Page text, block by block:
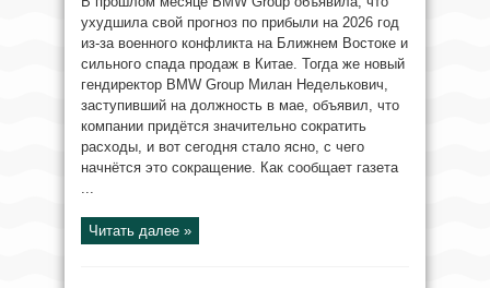
ухудшила свой прогноз по прибыли на 2026 год
из-за военного конфликта на Ближнем Востоке и
сильного спада продаж в Китае. Тогда же новый
гендиректор BMW Group Милан Неделькович,
заступивший на должность в мае, объявил, что
компании придётся значительно сократить
расходы, и вот сегодня стало ясно, с чего
начнётся это сокращение. Как сообщает газета
...
Читать далее »